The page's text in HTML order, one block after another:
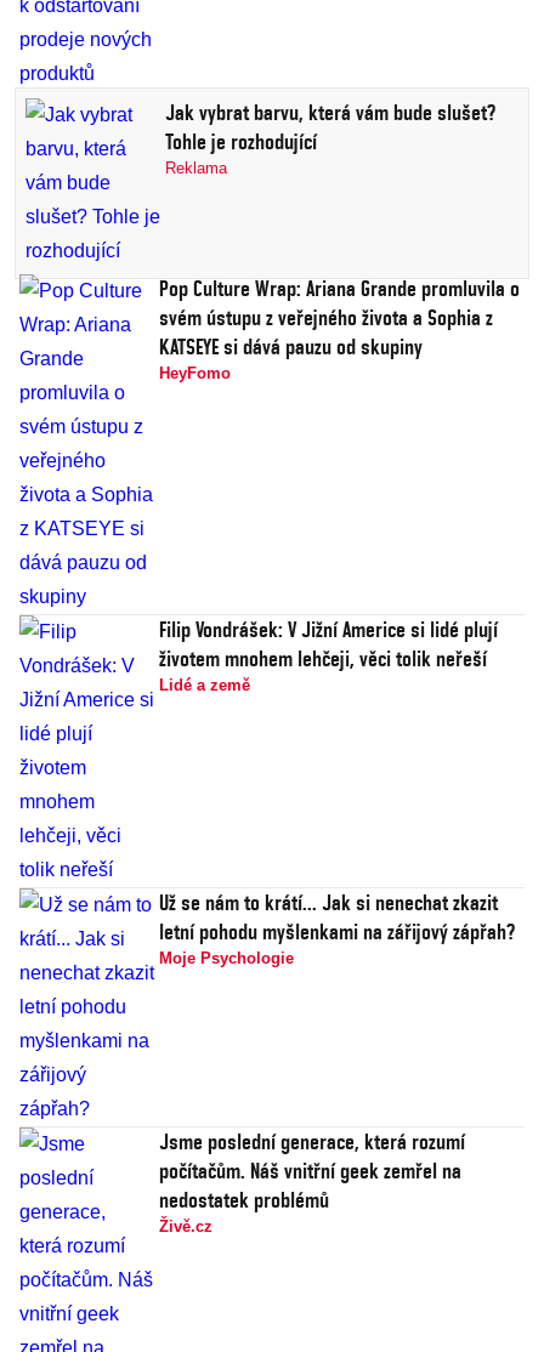
Jak vybrat barvu, která vám bude slušet?
Tohle je rozhodující
Reklama
Pop Culture Wrap: Ariana Grande promluvila o
svém ústupu z veřejného života a Sophia z
KATSEYE si dává pauzu od skupiny
HeyFomo
Filip Vondrášek: V Jižní Americe si lidé plují
životem mnohem lehčeji, věci tolik neřeší
Lidé a země
Už se nám to krátí... Jak si nenechat zkazit
letní pohodu myšlenkami na zářijový zápřah?
Moje Psychologie
Jsme poslední generace, která rozumí
počítačům. Náš vnitřní geek zemřel na
nedostatek problémů
Živě.cz